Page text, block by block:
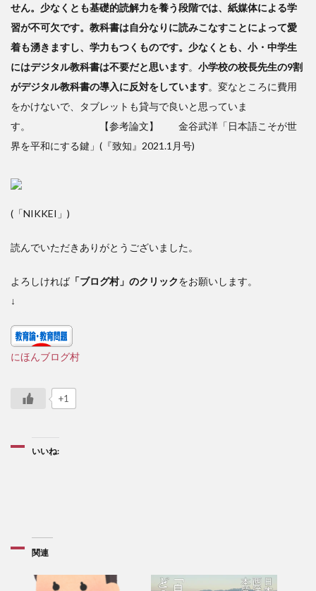
せん。少なくとも基礎的読解力を養う段階では、紙媒体による学
習が不可欠です。教科書は自分なりに読みこなすことによって愛
着も湧きますし、学力もつくものです。少なくとも、小・中学生
にはデジタル教科書は不要だと思います。 小学校の校長先生の9割
がデジタル教科書の導入に反対をしています。変なところに費用
をかけないで、タブレットも貸与で良いと思っていま
す。 【参考論文】 金谷武洋「日本語こそが世
界を平和にする鍵」(『致知』2021.1月号)
(「NIKKEI」)
読んでいただきありがとうございました。
よろしければ 「ブログ村」のクリックをお願いします。
↓
にほんブログ村
+1
いいね:
関連